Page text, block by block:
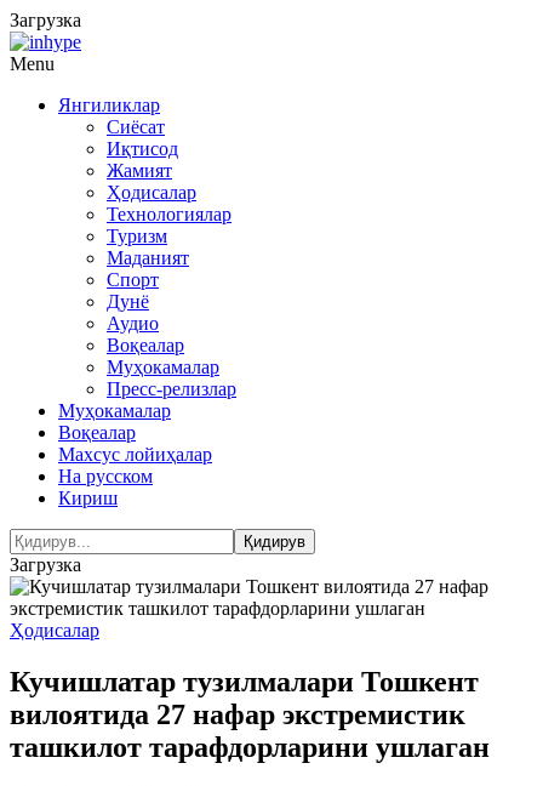
Загрузка
Menu
Янгиликлар
Сиёсат
Иқтисод
Жамият
Ҳодисалар
Технологиялар
Туризм
Маданият
Спорт
Дунё
Аудио
Воқеалар
Муҳокамалар
Пресс-релизлар
Муҳокамалар
Воқеалар
Махсус лойиҳалар
На русском
Кириш
Загрузка
Ҳодисалар
Кучишлатар тузилмалари Тошкент
вилоятида 27 нафар экстремистик
ташкилот тарафдорларини ушлаган